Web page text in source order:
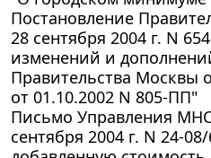
Постановление
28 сентября 2004 г. N
изменений и
Правительства Москвы
от 01.10.2002 N 805-ПП"
Письмо Управления
сентября 2004 г. N 24-